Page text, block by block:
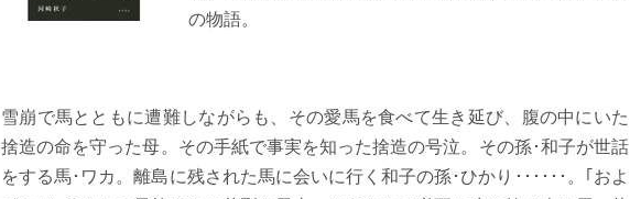
の物語。
雪崩で馬とともに遭難しながらも、その愛馬を食べて生き延び、腹の中にいた
捨造の命を守った母。その手紙で事実を知った捨造の号泣。その孫･和子が世話
をする馬･ワカ。離島に残された馬に会いに行く和子の孫･ひかり･･････。｢およ